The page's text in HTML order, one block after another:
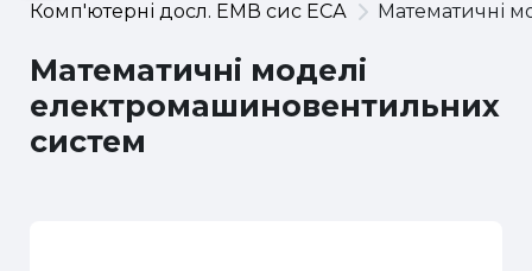
Комп'ютерні досл. ЕМВ сис ЕСА Математичні
Математичні моделі
електромашиновентильних
систем